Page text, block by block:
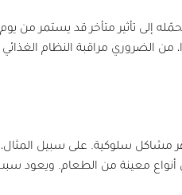
إلى تأثير متأخر قد يستمر من
من الضروري مراقبة النظام
مشاكل سلوكية. على سبيل
معينة من الطعام. ويعود سبب